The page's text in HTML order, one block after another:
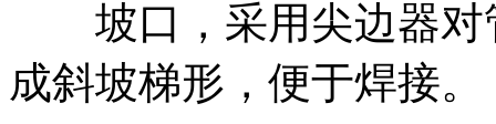
坡口，采用尖边器对
成斜坡梯形，便于焊接。